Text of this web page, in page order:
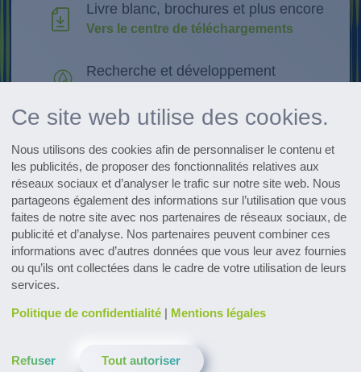
Ce site web utilise des cookies.
Nous utilisons des cookies afin de personnaliser le contenu et
les publicités, de proposer des fonctionnalités relatives aux
réseaux sociaux et d’analyser le trafic sur notre site web. Nous
partageons également des informations sur l’utilisation que vous
faites de notre site avec nos partenaires de réseaux sociaux, de
publicité et d’analyse. Nos partenaires peuvent combiner ces
informations avec d’autres données que vous leur avez fournies
ou qu’ils ont collectées dans le cadre de votre utilisation de leurs
services.
Politique de confidentialité | Mentions légales
Refuser Tout autoriser
Livre blanc, brochures et plus encore
Vers le centre de téléchargements
Recherche et développement
Afficher le calendrier
Subscribe to the pharmaceutical
newsletter
Politique de confidentialité